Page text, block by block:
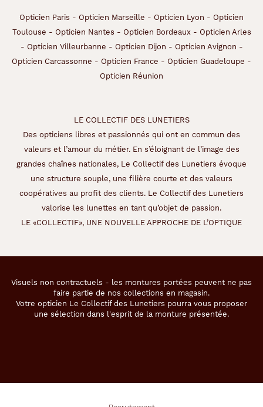
Opticien Paris - Opticien Marseille - Opticien Lyon - Opticien
Toulouse - Opticien Nantes - Opticien Bordeaux- Opticien Arles
- Opticien Villeurbanne - Opticien Dijon - Opticien Avignon -
Opticien Carcassonne - Opticien France - Opticien Guadeloupe -
Opticien Réunion
LE COLLECTIF DES LUNETIERS
Des opticiens libres et passionnés qui ont en commun des
valeurs et l’amour du métier. En s’éloignant de l’image des
grandes chaînes nationales, Le Collectif des Lunetiers évoque
une structure souple, une filière courte et des valeurs
coopératives au profit des clients. Le Collectif des Lunetiers
valorise les lunettes en tant qu’objet de passion.
LE «COLLECTIF», UNE NOUVELLE APPROCHE DE L’OPTIQUE
Visuels non contractuels - les montures portées peuvent ne pas
faire partie de nos collections en magasin.
Votre opticien Le Collectif des Lunetiers pourra vous proposer
une sélection dans l'esprit de la monture présentée.